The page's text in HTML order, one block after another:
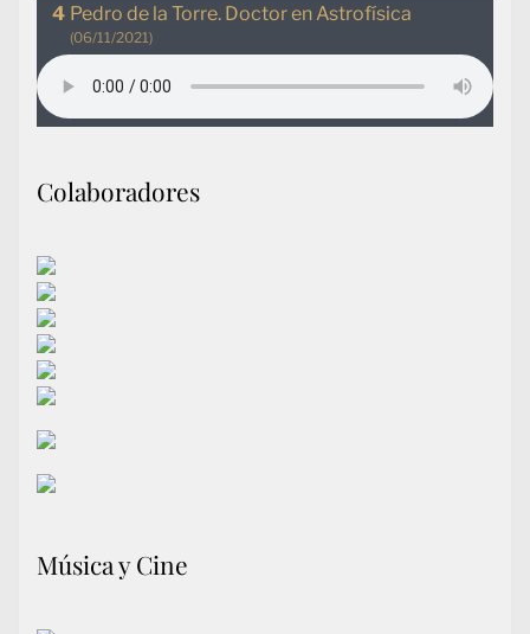
Pedro de la Torre. Doctor en Astrofísica
(06/11/2021)
Colaboradores
Música y Cine